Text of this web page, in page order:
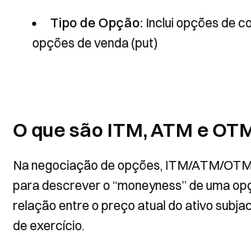
Tipo de Opção: Inclui opções de
opções de venda (put)
O que são ITM, ATM e
Na negociação de opções, ITM/ATM/
para descrever o “moneyness” de uma
relação entre o preço atual do ativo
de exercício.